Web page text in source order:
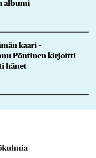
albumi
kaari –
Pöntinen kirjoitti
hänet